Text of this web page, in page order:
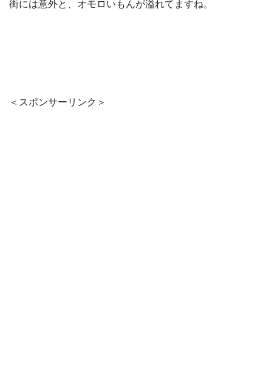
街には意外と、オモロいもんが溢れてますね。
＜スポンサーリンク＞